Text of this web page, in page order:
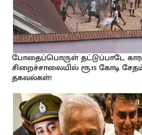
போதைப்பொருள் தட்டுப்பாடே
சிறைச்சாலையில் ரூ.15 கோடி
தகவல்கள்!